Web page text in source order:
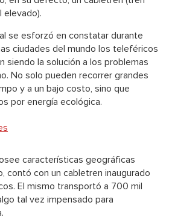
elevado).
se esforzó en constatar durante
ciudades del mundo los teleféricos
siendo la solución a los problemas
No solo pueden recorrer grandes
y a un bajo costo, sino que
por energía ecológica.
características geográficas
contó con un cabletren inaugurado
El mismo transportó a 700 mil
tal vez impensado para